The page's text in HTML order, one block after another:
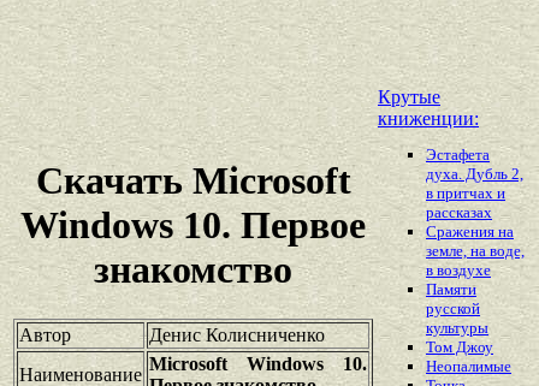
Скачать Microsoft
Windows 10. Первое
знакомство
Автор
Денис Колисниченко
Наименование
Microsoft Windows 10.
Крутые
книженции:
Эстафета
духа. Дубль 2,
в притчах и
рассказах
Сражения на
земле, на воде,
в воздухе
Памяти
русской
культуры
Том Джоу
Неопалимые